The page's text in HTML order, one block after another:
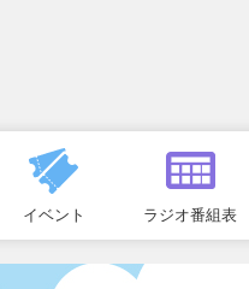
イベント ラジオ番組表